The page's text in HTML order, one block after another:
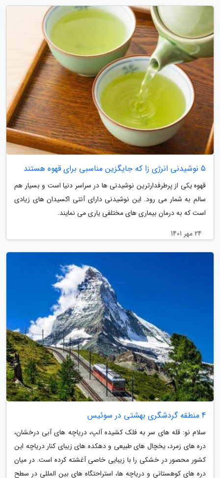
5 نوشیدنی انرژی زا که جایگزین مناسبی برای قهوه هستند
قهوه یکی از پرطرفدارترین نوشیدنی ها در سراسر دنیا است و بسیار هم
سالم به شمار می رود. این نوشیدنی دارای آنتی اکسیدان های زیادی
است که به درمان بیماری های مختلفی یاری می نمایند.
24 مهر 1401
4 منطقه گردشگری بهشتی در سوئیس
سلام نو: قله های سر به فلک کشیده آلپ، دریاچه های آبی درخشان،
دره های زمرد، یخچال های طبیعی و دهکده های زیبای کنار دریاچه این
کشور محصور در خشکی را با زیبایی خاصی آغشته کرده است. در میان
دره های کوهستانی و دریاچه ها، استراحتگاه های بین المللی در سطح